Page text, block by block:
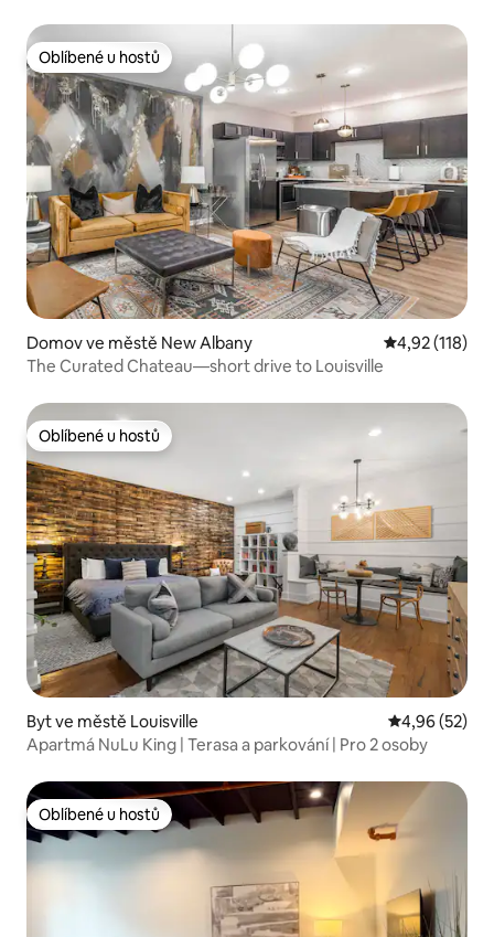
Oblíbené u hostů
Oblíbené u hostů
Domov ve městě New Albany Průměrné
4,92 (118)
The Curated Chateau—short drive to Louisville
Oblíbené u hostů
Oblíbené u hostů
Byt ve městě Louisville Průměrné
4,96 (52)
Apartmá NuLu King | Terasa a parkování | Pro 2 osoby
Oblíbené u hostů
Oblíbené u hostů